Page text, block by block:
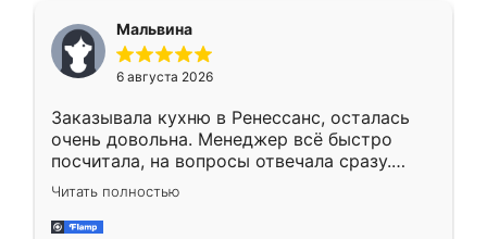
меньше, здесь же он более разнообразный.
Мне нравится ,если что-то потребуется из
мебели буду заказывать только здесь.
Мальвина
6 августа 2026
Заказывала кухню в Ренессанс, осталась
очень довольна. Менеджер всё быстро
посчитала, на вопросы отвечала сразу.
Замерщик приехал в субботу, подошёл к
делу со всей ответственностью. Собрали
за день, ребята работали аккуратно, даже
Читать полностью